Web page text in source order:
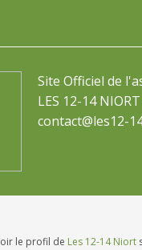
Site Officiel de
LES 12-14
contact@les12-
le profil de Les 12-14 Niort